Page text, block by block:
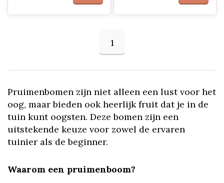
1
Pruimenbomen zijn niet alleen een lust voor het
oog, maar bieden ook heerlijk fruit dat je in de
tuin kunt oogsten. Deze bomen zijn een
uitstekende keuze voor zowel de ervaren
tuinier als de beginner.
Waarom een pruimenboom?